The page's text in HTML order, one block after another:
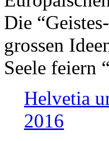
Die
grossen
Seele feiern
Helvetia
2016